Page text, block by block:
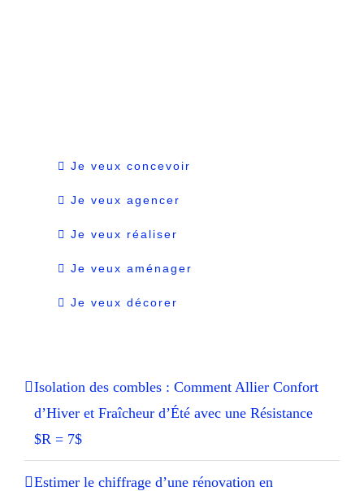
Je veux concevoir
Je veux agencer
Je veux réaliser
Je veux aménager
Je veux décorer
Isolation des combles : Comment Allier Confort
d’Hiver et Fraîcheur d’Été avec une Résistance
$R = 7$
Estimer le chiffrage d’une rénovation en